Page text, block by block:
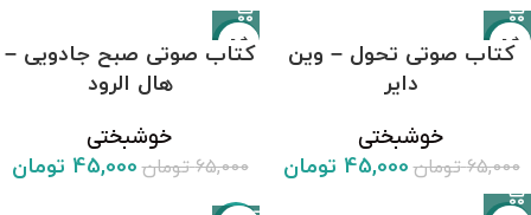
-31%
کتاب صوتی تحول – وین
دایر
خوشبختی
65,000 تومان 45,000 تومان
-31%
کتاب صوتی صبح جادویی –
هال الرود
خوشبختی
65,000 تومان 45,000 تومان